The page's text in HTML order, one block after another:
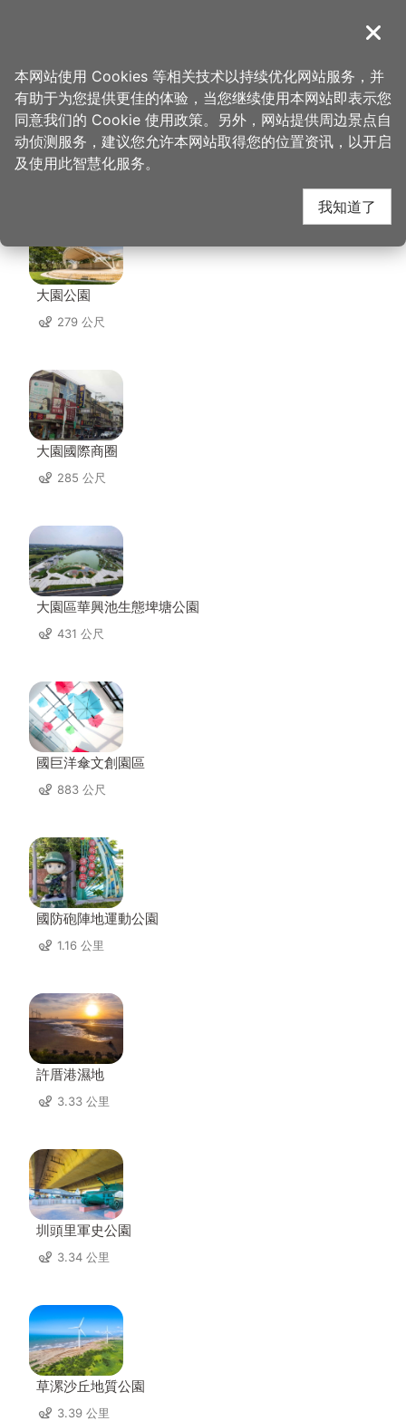
導覽
首页 > 想去的地方 > 美食、购物 > 麦你面子小吃
麦你面子小吃 周边景点
大園公園
279 公尺
大園國際商圈
285 公尺
大園區華興池生態埤塘公園
431 公尺
國巨洋傘文創園區
883 公尺
國防砲陣地運動公園
1.16 公里
許厝港濕地
3.33 公里
圳頭里軍史公園
3.34 公里
草漯沙丘地質公園
3.39 公里
关闭
本网站使用 Cookies 等相关技术以持续优化网站服务，并
有助于为您提供更佳的体验，当您继续使用本网站即表示您
同意我们的 Cookie 使用政策。另外，网站提供周边景点自
动侦测服务，建议您允许本网站取得您的位置资讯，以开启
及使用此智慧化服务。
我知道了